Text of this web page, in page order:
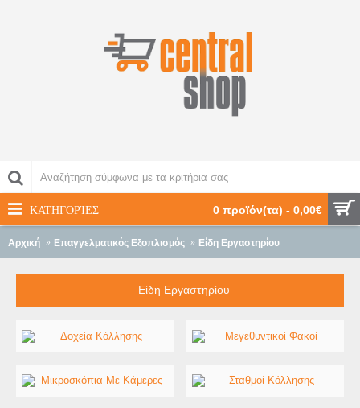
0 προϊόν(τα) - 0,00€
ΚΑΤΗΓΟΡΊΕΣ
Αρχική Επαγγελματικός Εξοπλισμός Είδη Εργαστηρίου
Είδη Εργαστηρίου